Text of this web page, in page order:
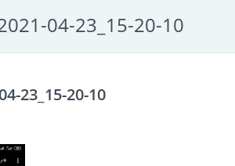
04-23_15-20-10
23_15-20-10